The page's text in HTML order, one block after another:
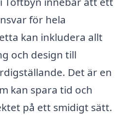
för hela
kan inkludera allt
och design till
Det är en
kan spara tid och
på ett smidigt sätt.